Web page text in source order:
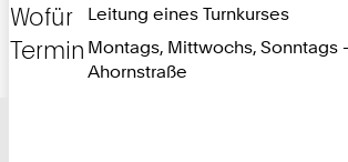
2
Wofür Leitung eines Turnkurses
Termin Montags, Mittwochs, Sonntags
Ahornstraße